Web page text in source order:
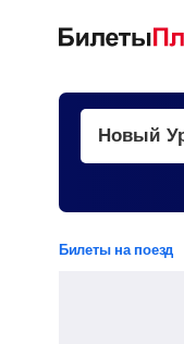
Билеты на поезд